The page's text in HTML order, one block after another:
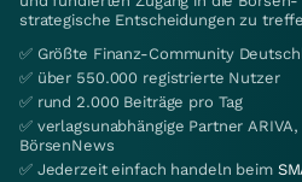
strategische Entscheidungen zu
✅ Größte Finanz-Community
✅ über 550.000 registrierte Nutzer
✅ rund 2.000 Beiträge pro Tag
✅ verlagsunabhängige Partner
BörsenNews
✅ Jederzeit einfach handeln beim